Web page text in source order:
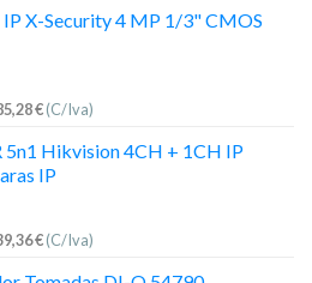
X-Security 4 MP 1/3" CMOS
€(C/Iva)
5n1 Hikvision 4CH + 1CH IP
IP
€(C/Iva)